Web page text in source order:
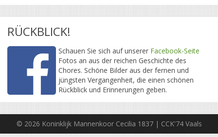
RÜCKBLICK!
Schauen Sie sich auf unserer Facebook-Seite
Fotos an aus der reichen Geschichte des
Chores. Schöne Bilder aus der fernen und
jüngsten Vergangenheit, die einen schönen
Rückblick und Erinnerungen geben.
© 2026 Koninklijk Mannenkoor Cecilia 1837 | CCK'74 Vaals